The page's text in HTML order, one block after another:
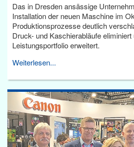
Das in Dresden ansässige
Installation der neuen Maschine im
Produktionsprozesse deutlich
Druck- und Kaschierabläufe eliminiert
Leistungsportfolio erweitert.
Weiterlesen...